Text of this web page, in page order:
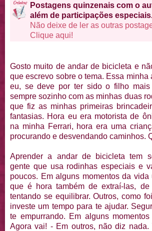
Postagens quinzenais com o
além de participações
Não deixe de ler as outras
Clique aqui!
Gosto muito de andar de bicicleta e
que escrevo sobre o tema. Essa minha
eu, se deve por ter sido o filho mais
sempre sozinho com as minhas duas
que fiz as minhas primeiras
fantasias. Hora eu era motorista de
na minha Ferrari, hora era uma
procurando e desvendando caminhos.
Aprender a andar de bicicleta tem
gente que usa rodinhas especiais e
poucos. Em alguns momentos da
que é hora também de extraí-las,
tentando se equilibrar. Outros, como
investe um tempo para te ajudar.
te empurrando. Em alguns
Agora vai! - Em outros, não diz nada.